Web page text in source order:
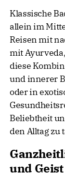
Klassische
allein im
Reisen mit
mit
diese
und innerer
oder in
Beliebtheit
den Alltag zu
und Geist